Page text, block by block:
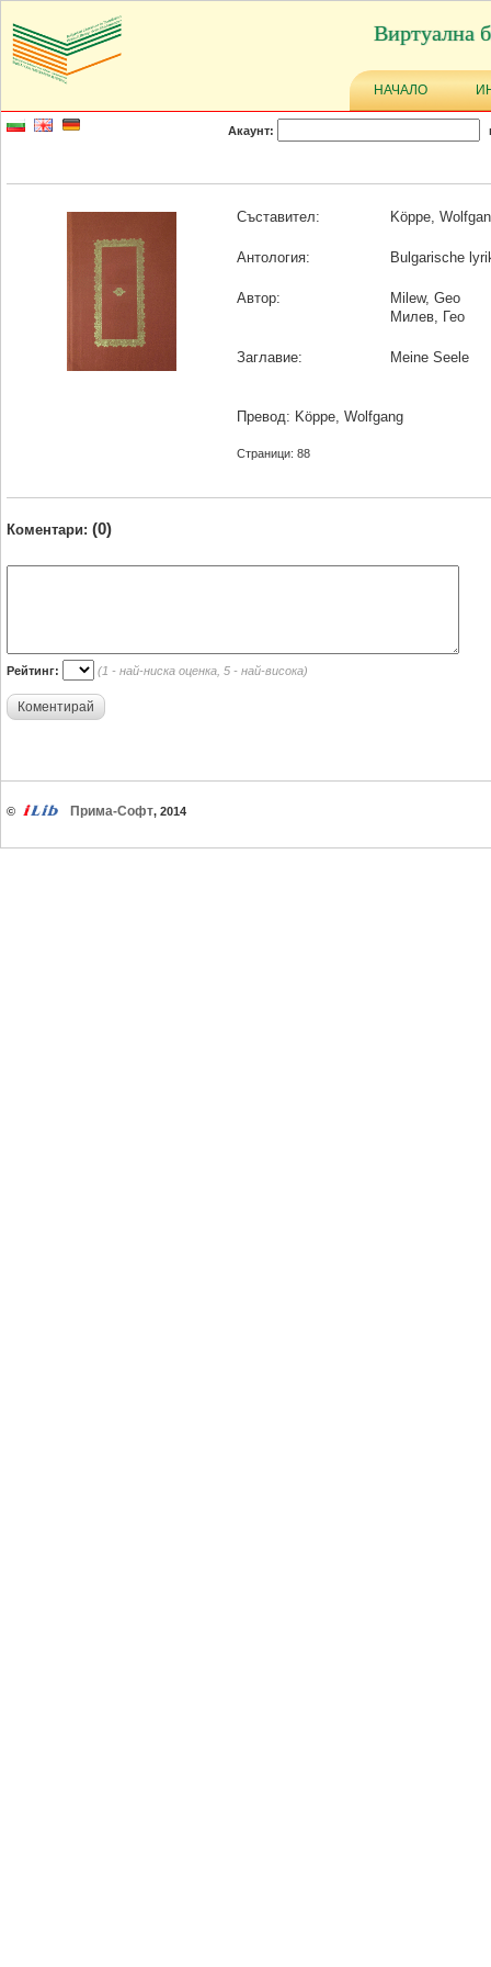
Виртуална
НАЧАЛО
Акаунт:
Съставител: Köppe,
Антология: Bulgarische
Автор:
Milew, Geo
Милев, Гео
Заглавие: Meine Seele
Превод: Köppe, Wolfgang
Страници: 88
Коментари: (0)
Рейтинг: (1 - най-ниска оценка, 5 - най-висока)
Коментирай
© Прима-Софт, 2014